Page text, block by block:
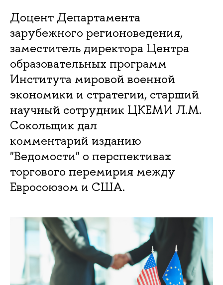
Доцент Департамента
зарубежного регионоведения,
заместитель директора Центра
образовательных программ
Института мировой военной
экономики и стратегии, старший
научный сотрудник ЦКЕМИ Л.М.
Сокольщик дал
комментарий изданию
"Ведомости" о перспективах
торгового перемирия между
Евросоюзом и США.